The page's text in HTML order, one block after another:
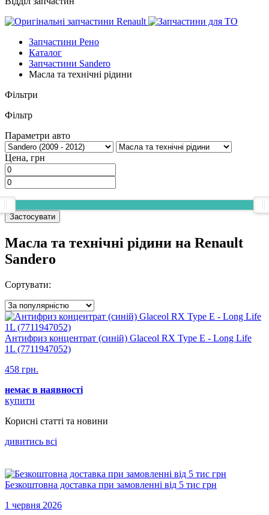
Запчастини Рено
Каталог
Запчастини Sandero
Масла та технічні рідини
Фільтри
Фільтр
Параметри авто
Цена, грн
Застосувати
Масла та технічні рідини на Renault
Sandero
Сортувати:
Антифриз концентрат (синій) Glaceol RX Type E - Long Life
1L (7711947052)
458 грн.
немає в наявності
купити
Корисні статті та новини
дивитись всi
Безкоштовна доставка при замовленні від 5 тис грн
1 червня 2026